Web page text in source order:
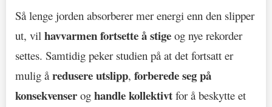
Så lenge jorden absorberer mer energi enn den slipper
ut, vil havvarmen fortsette å stige og nye rekorder
settes. Samtidig peker studien på at det fortsatt er
mulig åredusere utslipp, forberede seg på
konsekvenser og handle kollektivt for å beskytte et